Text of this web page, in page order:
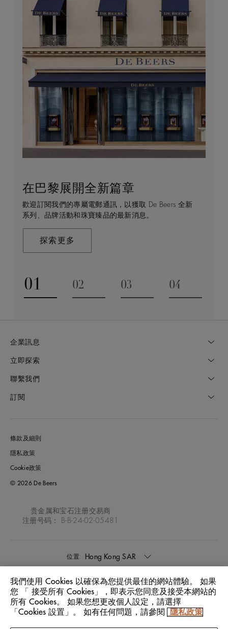
在巴黎展開全新篇章
歡迎訂閱我們的專屬電郵通訊，以獲取 De Beers 全新
系列、品牌活動和珠寶臻品的最新消息。
探索更多
守護永恒
De Beers 在全球珠寶領域獨樹一幟，因為我們是唯一
與鑽石原產地有直接連結的奢華珠寶品牌。
探索更多
顧客服務
無論您是透過線上購物或造訪實體精品店，我們始終致
力於為您提供個人化的購物體驗。預約於店內或線上進
瞭解更多
De Beers 的世界
De Beers 成立於倫敦，靈感來自非洲的自然，是奢華
鑽石珠寶的巔峰。我們的創意和工藝將鑽石轉化為永恆
探索更多
01
Go to slide 1
02
03
04
企業訊息
立即探索
聯繫我們
訂閱
條款及細則
隱私政策
Cookie政策
© 2026 De Beers
贵金属和宝石注册交易商
注册号码： B-B-24-02-05481
位置: Hong Kong SAR
語言: 中文
我們使用 Cookies 以確保為您提供最佳的網站體驗。 如果
您 「 接受所有 Cookies」，即表示您同意及接受本網站的
所有 Cookies。 如果您想更改個人設定，請選擇
「Cookies 設置」。 如有任何問題，請參閱
隱私政策